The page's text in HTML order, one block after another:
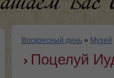
Воскресный день » Музей
Поцелуй